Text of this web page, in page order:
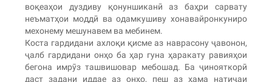
воқеаҳои дуздиву қонуншиканӣ аз баҳри сарвату
неъматҳои моддӣ ва одамкушиву хонавайронкуниро
мехонему мешунавем ва мебинем.
Коста гардидани ахлоқи қисме аз наврасону ҷавонон,
ҷалб гардидани онҳо ба ҳар гуна ҳаракату равияҳои
бегона имрӯз ташвишовар мебошад. Ба ҷинояткорӣ
даст задани иддае аз онҳо, пеш аз ҳама натиҷаи